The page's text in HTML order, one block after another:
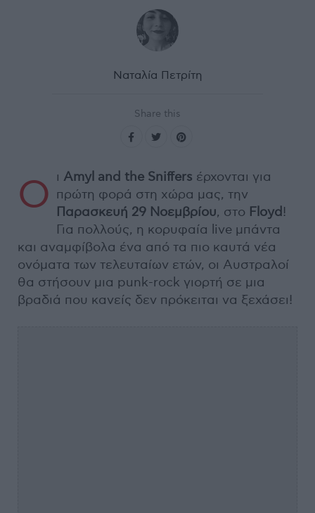
Ναταλία Πετρίτη
Share this
Ο ι Amyl and the Sniffers έρχονται για
πρώτη φορά στη χώρα μας, την
Παρασκευή 29 Νοεμβρίου, στο Floyd !
Για πολλούς, η κορυφαία live μπάντα
και αναμφίβολα ένα από τα πιο καυτά νέα
ονόματα των τελευταίων ετών, οι Αυστραλοί
θα στήσουν μια punk-rock γιορτή σε μια
βραδιά που κανείς δεν πρόκειται να ξεχάσει!